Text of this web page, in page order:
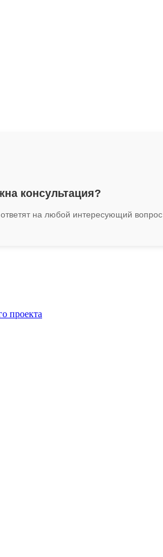
консультация?
на любой интересующий вопрос
проекта